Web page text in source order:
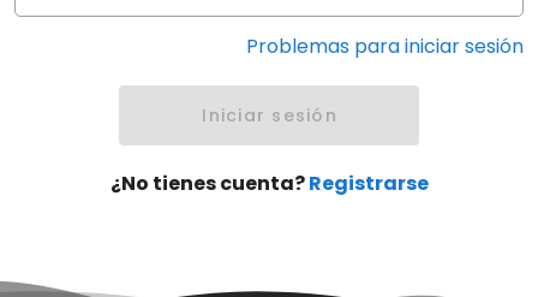
Problemas para iniciar sesión
Iniciar sesión
¿No tienes cuenta?Registrarse